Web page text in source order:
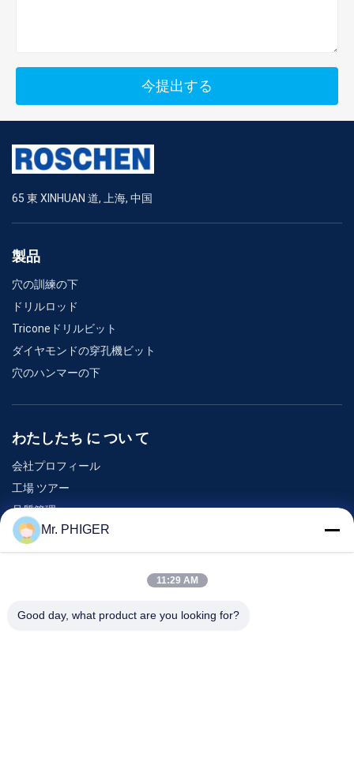
今提出する
65 東 XINHUAN 道, 上海, 中国
製品
穴の訓練の下
ドリルロッド
Triconeドリルビット
ダイヤモンドの穿孔機ビット
穴のハンマーの下
わたしたち に つい て
会社プロフィール
工場 ツアー
品質管理
地図
連絡 ください
イベント
Mr. PHIGER
11:29 AM
Good day, what product are you looking for?